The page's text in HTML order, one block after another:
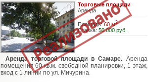
Торговые площади
Аренда
Площадь:60 м2
Ставка: 50 000 руб.
Аренда торговой площади в Самаре. Аренда
помещения 60 кв.м. свободной планировки, 1 этаж,
вход с 1 линии по ул. Мичурина.